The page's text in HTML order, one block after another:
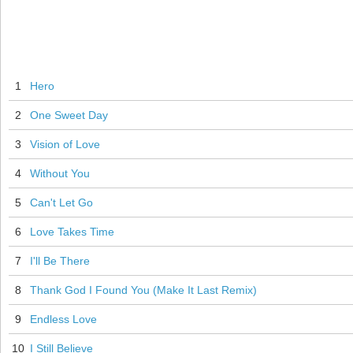
1 Hero
2 One Sweet Day
3 Vision of Love
4 Without You
5 Can't Let Go
6 Love Takes Time
7 I'll Be There
8 Thank God I Found You (Make It Last Remix)
9 Endless Love
10 I Still Believe